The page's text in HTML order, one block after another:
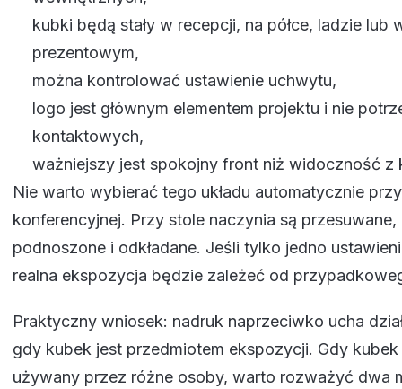
kubki będą stały w recepcji, na półce, ladzie lub
prezentowym,
można kontrolować ustawienie uchwytu,
logo jest głównym elementem projektu i nie
kontaktowych,
ważniejszy jest spokojny front niż widoczność z
Nie warto wybierać tego układu automatycznie
konferencyjnej. Przy stole naczynia są przesuwane,
podnoszone i odkładane. Jeśli tylko jedno
realna ekspozycja będzie zależeć od
Praktyczny wniosek: nadruk naprzeciwko ucha
gdy kubek jest przedmiotem ekspozycji. Gdy
używany przez różne osoby, warto rozważyć dwa